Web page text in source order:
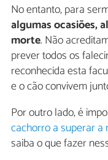
No entanto, para
algumas ocasiões,
morte. Não
prever todos os
reconhecida esta
e o cão convivem
Por outro lado, é
cachorro a superar
saiba o que fazer